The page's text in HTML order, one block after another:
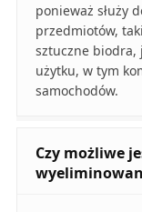
ponieważ służy
przedmiotów,
sztuczne biodra,
użytku, w tym
samochodów.
Czy możliwe